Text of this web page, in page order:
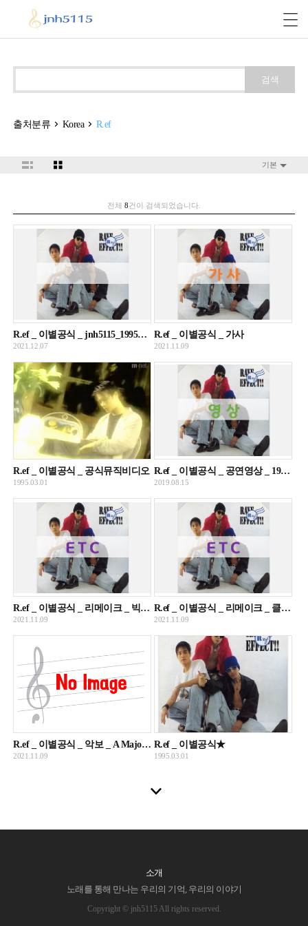
검색
출처분류 Korea R.ef
기본
전체 8건이 검색되었습니다.
R.ef _ 이별공식 _ jnh5115_19951230
2021.12.07
R.ef _ 이별공식 _ 가사
2021.11.09
R.ef _ 이별공식 _ 공식뮤직비디오
1995.03.01
R.ef _ 이별공식 _ 공연영상 _ 19950927
2019.08.15
R.ef _ 이별공식 _ 리메이크 _ 빅스(VIXX)
2021.11.09
R.ef _ 이별공식 _ 리메이크 _ 클릭비
2021.11.09
R.ef _ 이별공식 _ 악보 _ A Major, 멜로디+코드+가사
2021.11.09
R.ef _ 이별공식★
1995.03.01
소개
노래를 통해 만나는 우리의 기억, 우리의 이야기
Copyright © jnh5115 All rights reserved.